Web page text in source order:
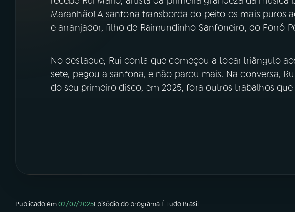
ACOMPANHE A RÁDIO NACIONAL
YouTube Facebook
Instagram
Maranhão! A sanfona transborda do peito os mais puros
e arranjador, filho de Raimundinho Sanfoneiro, do Forró
No destaque, Rui conta que começou a tocar triângulo
sete, pegou a sanfona, e não parou mais. Na conversa,
do seu primeiro disco, em 2025, fora outros trabalhos
Publicado em02/07/2025Episódiodo programa É Tudo Brasil